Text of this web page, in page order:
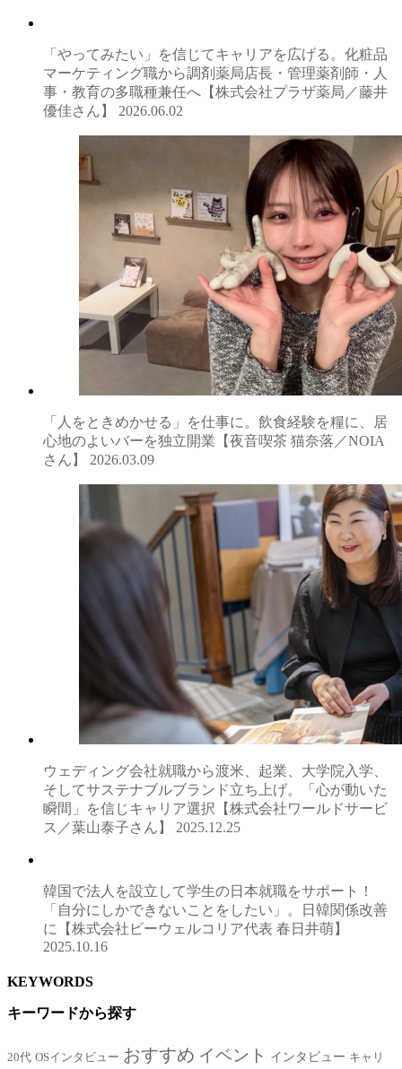
「やってみたい」を信じてキャリアを広げる。化粧品
マーケティング職から調剤薬局店長・管理薬剤師・人
事・教育の多職種兼任へ【株式会社プラザ薬局／藤井
優佳さん】 2026.06.02
「人をときめかせる」を仕事に。飲食経験を糧に、居
心地のよいバーを独立開業【夜音喫茶 猫奈落／NOIA
さん】 2026.03.09
ウェディング会社就職から渡米、起業、大学院入学、
そしてサステナブルブランド立ち上げ。「心が動いた
瞬間」を信じキャリア選択【株式会社ワールドサービ
ス／葉山泰子さん】 2025.12.25
韓国で法人を設立して学生の日本就職をサポート！
「自分にしかできないことをしたい」。日韓関係改善
に【株式会社ビーウェルコリア代表 春日井萌】
2025.10.16
KEYWORDS
キーワードから探す
20代 OSインタビュー おすすめ イベント インタビュー キャリ